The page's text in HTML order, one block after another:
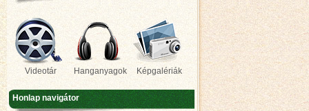
Videotár Hanganyagok Képgalériák
Honlap navigátor